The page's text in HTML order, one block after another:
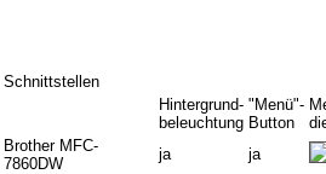
Schnittstellen
Hintergrund-
beleuchtung
"Menü"-
Button
Brother MFC-
7860DW
ja
ja